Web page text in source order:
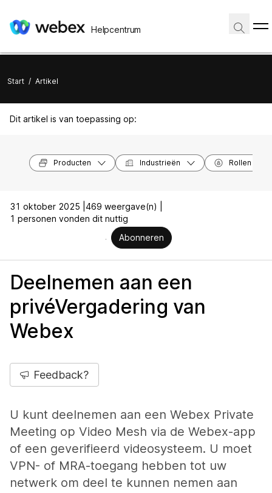
Helpcentrum
Start / Artikel
Dit artikel is van toepassing op:
Producten Industrieën Rollen
31 oktober 2025 | 469 weergave(n) |
1 personen vonden dit nuttig
Abonneren
Deelnemen aan een
privéVergadering van
Webex
Feedback?
U kunt deelnemen aan een Webex Private
Meeting op Video Mesh via de Webex-app
of een geverifieerd videosysteem. U moet
VPN- of MRA-toegang hebben tot uw
netwerk om deel te kunnen nemen aan